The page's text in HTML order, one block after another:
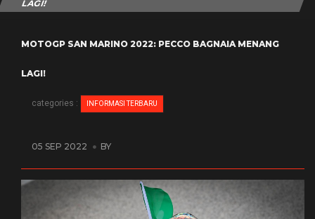
LAGI!
MOTOGP SAN MARINO 2022: PECCO BAGNAIA MENANG
LAGI!
categories : INFORMASI TERBARU
05 SEP 2022 BY